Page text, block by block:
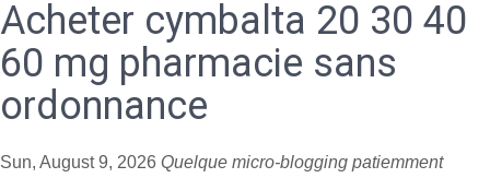
Acheter cymbalta 20 30 40
60 mg pharmacie sans
ordonnance
Sun, August 9, 2026 Quelque micro-blogging patiemment